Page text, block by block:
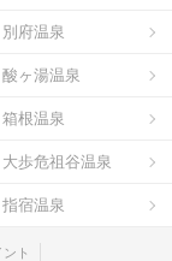
別府温泉
酸ヶ湯温泉
箱根温泉
大歩危祖谷温泉
指宿温泉
ント